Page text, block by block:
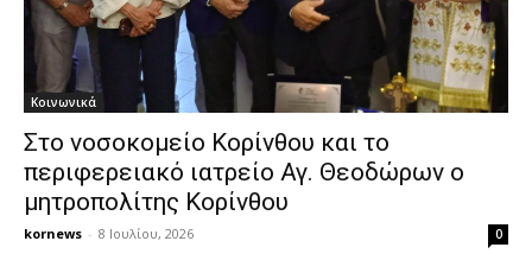
Κοινωνικά
Στο νοσοκομείο Κορίνθου και το
περιφερειακό ιατρείο Αγ. Θεοδώρων ο
μητροπολίτης Κορίνθου
kornews - 8 Ιουλίου, 2026 0